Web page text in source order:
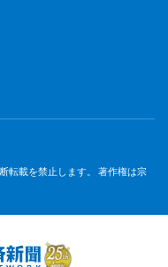
転載を禁止します。 著作権は宗